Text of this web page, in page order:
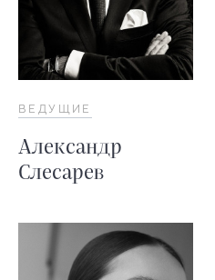
ВЕДУЩИЕ
Александр
Слесарев